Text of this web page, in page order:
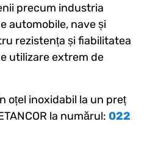
precum industria
automobile, nave și
rezistența și fiabilitatea
utilizare extrem de
oțel inoxidabil la un preț
la numărul: 022